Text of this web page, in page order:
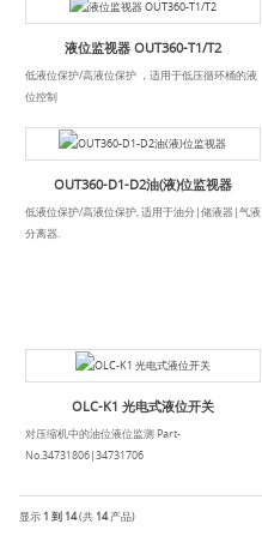
液位监视器 OUT360-T1/T2
低液位保护/高液位保护 ，适用于低压循环桶的液
位控制
OUT360-D1-D2油(液)位监视器
低液位保护/高液位保护, 适用于油分|储液器|气液
分离器.
OLC-K1 光电式液位开关
对压缩机中的油位液位监测 Part-
No.34731806|34731706
显示 1 到 14(共 14产品)